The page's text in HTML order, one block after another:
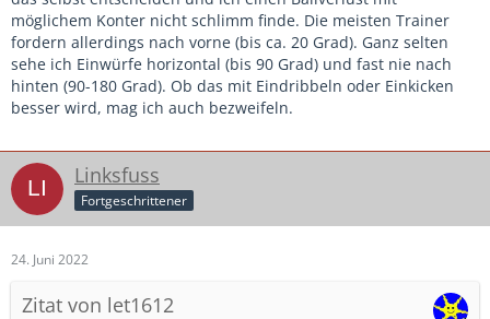
möglichem Konter nicht schlimm finde. Die meisten Trainer
fordern allerdings nach vorne (bis ca. 20 Grad). Ganz selten
sehe ich Einwürfe horizontal (bis 90 Grad) und fast nie nach
hinten (90-180 Grad). Ob das mit Eindribbeln oder Einkicken
besser wird, mag ich auch bezweifeln.
Linksfuss
Fortgeschrittener
24. Juni 2022
Zitat von let1612